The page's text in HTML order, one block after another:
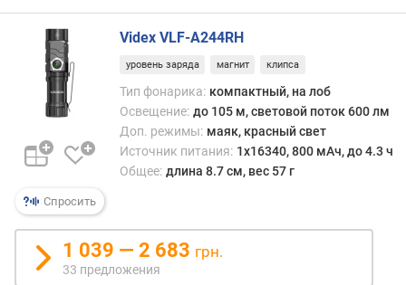
й
п
и
к
в
ы
с
в
е
т
Спросить
Videx VLF-A244RH
уровень заряда магнит клипса
Тип фонарика: компактный, на лоб
Освещение: до 105 м, световой поток 600 лм
Доп. режимы: маяк, красный свет
Источник питания: 1x16340, 800 мАч, до 4.3 ч
Общее: длина 8.7 см, вес 57 г
1 039 — 2 683 грн.
33 предложения